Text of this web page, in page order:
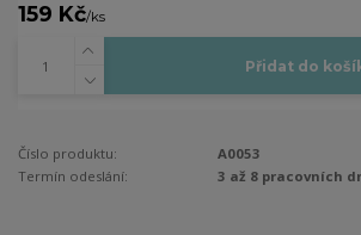
159 Kč/ks
Přidat do
Číslo produktu:
A0053
Termín odeslání:
3 až 8 pracovních